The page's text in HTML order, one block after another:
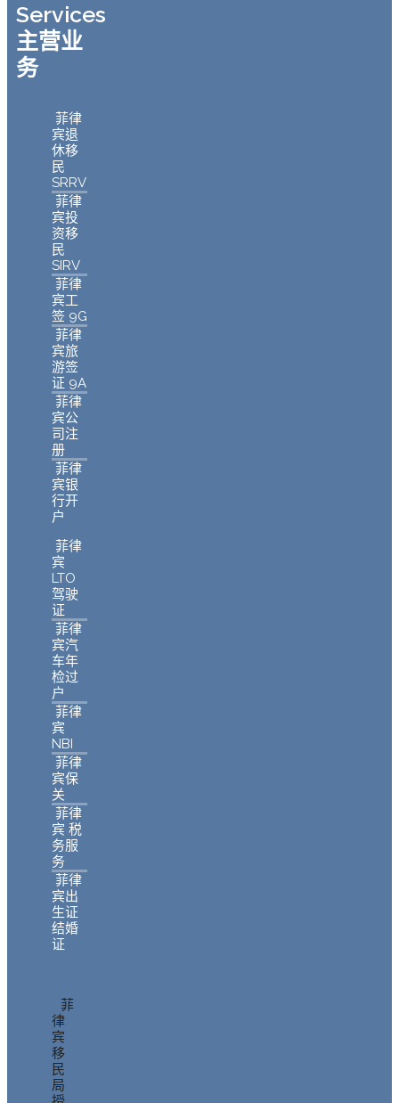
Services
主营业
务
菲律
宾退
休移
民
SRRV
菲律
宾投
资移
民
SIRV
菲律
宾工
签 9G
菲律
宾旅
游签
证 9A
菲律
宾公
司注
册
菲律
宾银
行开
户
菲律
宾
LTO
驾驶
证
菲律
宾汽
车年
检过
户
菲律
宾
NBI
菲律
宾保
关
菲律
宾 税
务服
务
菲律
宾出
生证
结婚
证
菲
律
宾
移
民
局